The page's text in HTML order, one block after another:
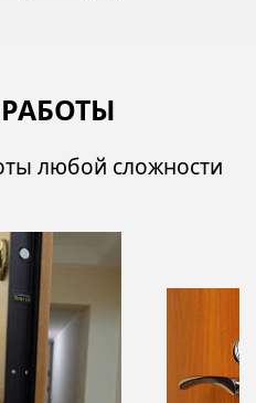
любой сложности